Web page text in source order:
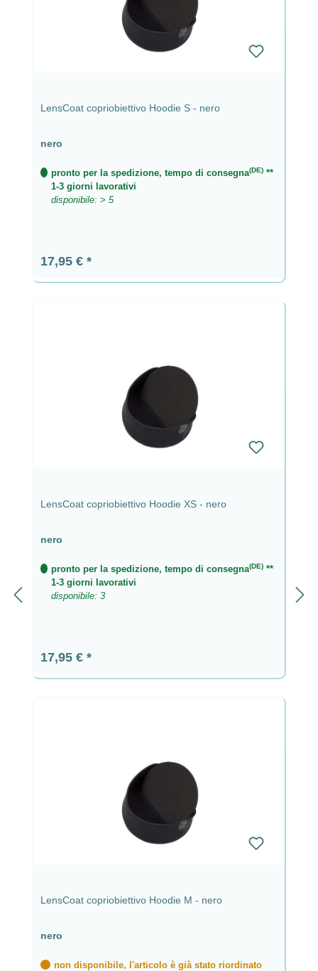
LensCoat copriobiettivo Hoodie S - nero
nero
pronto per la spedizione, tempo di consegna(DE) **
1-3 giorni lavorativi
disponibile: > 5
Prezzo normale:
17,95 €
LensCoat copriobiettivo Hoodie XS - nero
nero
pronto per la spedizione, tempo di consegna(DE) **
1-3 giorni lavorativi
disponibile: 3
Prezzo normale:
17,95 €
LensCoat copriobiettivo Hoodie M - nero
nero
non disponibile, l'articolo è già stato riordinato